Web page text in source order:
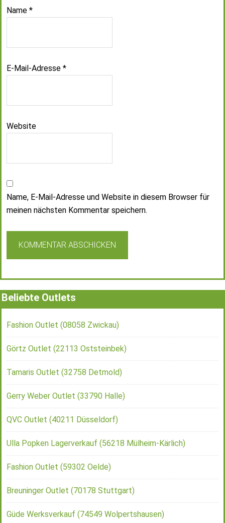
Name *
E-Mail-Adresse *
Website
Name, E-Mail-Adresse und Website in diesem Browser für
meinen nächsten Kommentar speichern.
Beliebte Outlets
Fashion Outlet (08058 Zwickau)
Görtz Outlet (22113 Oststeinbek)
Tamaris Outlet (32758 Detmold)
Gerry Weber Outlet (33790 Halle)
QVC Outlet (40211 Düsseldorf)
Ulla Popken Lagerverkauf (56218 Mülheim-Kärlich)
Fashion Outlet (59302 Oelde)
Breuninger Outlet (70178 Stuttgart)
Güde Werksverkauf (74549 Wolpertshausen)